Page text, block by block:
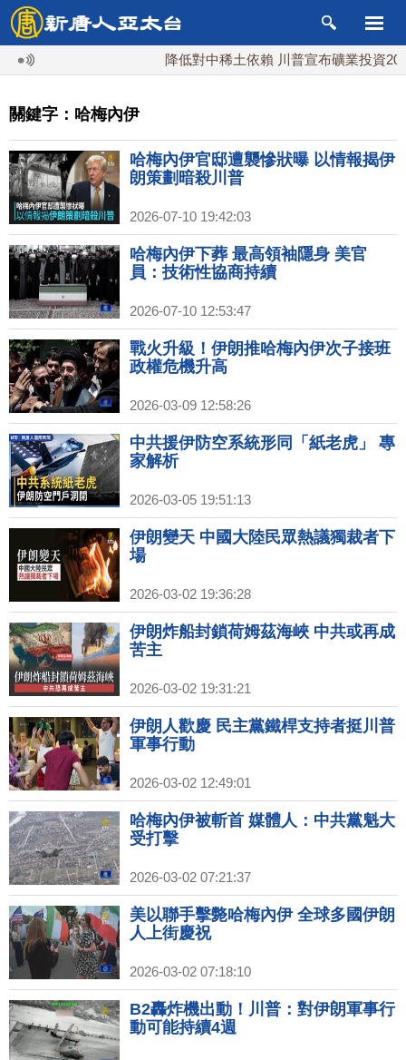
降低對中稀土依賴 川普宣布礦業投資20億
關鍵字：哈梅內伊
哈梅內伊官邸遭襲慘狀曝 以情報揭伊
朗策劃暗殺川普
2026-07-10 19:42:03
哈梅內伊下葬 最高領袖隱身 美官
員：技術性協商持續
2026-07-10 12:53:47
戰火升級！伊朗推哈梅內伊次子接班
政權危機升高
2026-03-09 12:58:26
中共援伊防空系統形同「紙老虎」 專
家解析
2026-03-05 19:51:13
伊朗變天 中國大陸民眾熱議獨裁者下
場
2026-03-02 19:36:28
伊朗炸船封鎖荷姆茲海峽 中共或再成
苦主
2026-03-02 19:31:21
伊朗人歡慶 民主黨鐵桿支持者挺川普
軍事行動
2026-03-02 12:49:01
哈梅內伊被斬首 媒體人：中共黨魁大
受打擊
2026-03-02 07:21:37
美以聯手擊斃哈梅內伊 全球多國伊朗
人上街慶祝
2026-03-02 07:18:10
B2轟炸機出動！川普：對伊朗軍事行
動可能持續4週